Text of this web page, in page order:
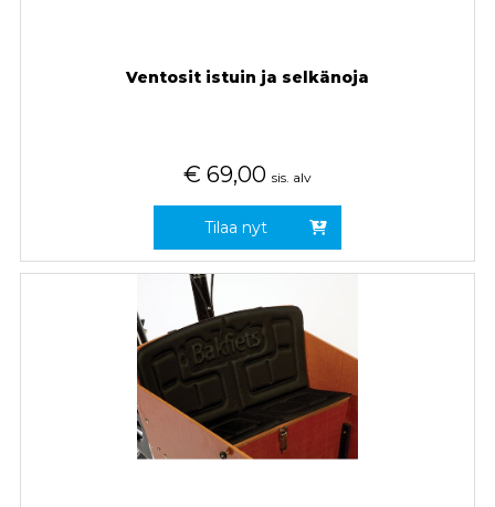
Ventosit istuin ja selkänoja
€ 69,00 sis. alv
Tilaa nyt